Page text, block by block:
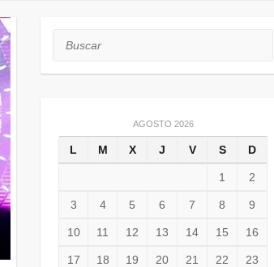
Buscar
AGOSTO 2026
L M X J V S D
1 2
3 4 5 6 7 8 9
10 11 12 13 14 15 16
17 18 19 20 21 22 23